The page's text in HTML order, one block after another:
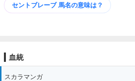
セントブレーブ 馬名の意味は？
血統
スカラマンガ